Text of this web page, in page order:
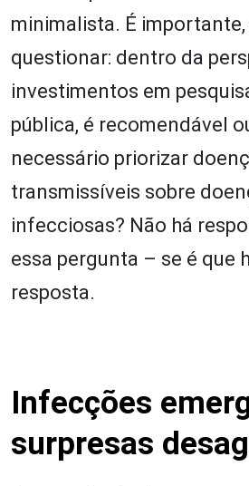
minimalista. É
questionar: dentro da
investimentos em
pública, é recomendável
necessário priorizar
transmissíveis sobre
infecciosas? Não há
essa pergunta – se é que
resposta.
Infecções
surpresas